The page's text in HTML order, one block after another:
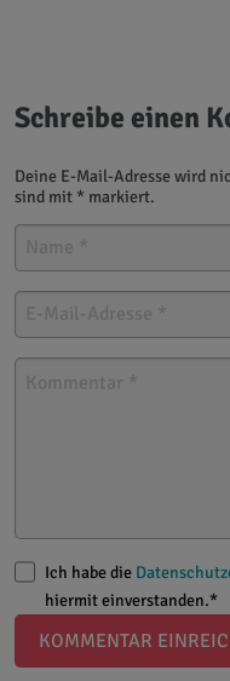
Schreibe einen
Deine E-Mail-Adresse wird
sind mit * markiert.
Ich habe die
hiermit einverstanden.*
KOMMENTAR